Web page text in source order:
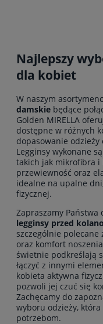
Najlepszy
dla kobiet
W naszym
damskie będące
Golden MIRELLA
dostępne w różnych
dopasowanie
Legginsy wykonane
takich jak mikrofibra i
przewiewność oraz
idealne na upalne
fizycznej.
Zapraszamy Państwa
legginsy przed kolano
szczególnie
oraz komfort
świetnie podkreślają
łączyć z innymi
kobieta aktywna
pozwoli jej czuć się
Zachęcamy do
wyboru odzieży,
potrzebom.